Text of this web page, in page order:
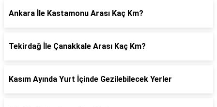
Ankara İle Kastamonu Arası Kaç Km?
Tekirdağ İle Çanakkale Arası Kaç Km?
Kasım Ayında Yurt İçinde Gezilebilecek Yerler